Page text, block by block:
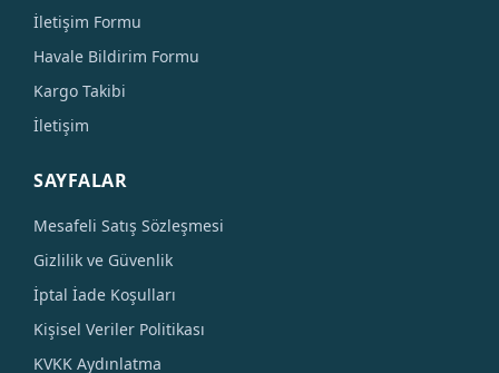
İletişim Formu
Havale Bildirim Formu
Kargo Takibi
İletişim
SAYFALAR
Mesafeli Satış Sözleşmesi
Gizlilik ve Güvenlik
İptal İade Koşulları
Kişisel Veriler Politikası
KVKK Aydınlatma